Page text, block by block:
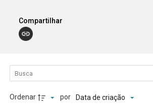
Compartilhar
Lista de itens
Controle de ordenação e
Ordenar por Data de criação